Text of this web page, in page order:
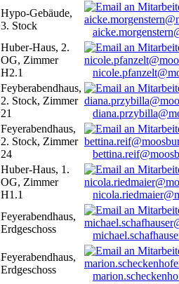
Hypo-Gebäude,
3. Stock
Huber-Haus, 2.
OG, Zimmer
H2.1
Feyberabendhaus,
2. Stock, Zimmer
21
Feyerabendhaus,
2. Stock, Zimmer
24
Huber-Haus, 1.
OG, Zimmer
H1.1
Feyerabendhaus,
Erdgeschoss
Feyerabendhaus,
Erdgeschoss